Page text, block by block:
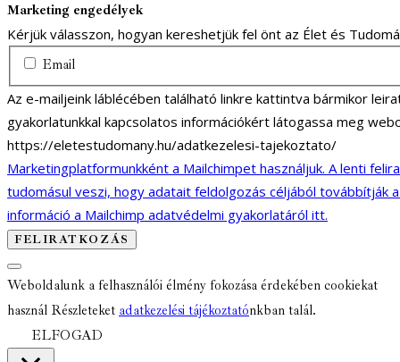
Marketing engedélyek
Kérjük válasszon, hogyan kereshetjük fel önt az Élet és
Email
Az e-mailjeink láblécében található linkre kattintva bármikor
gyakorlatunkkal kapcsolatos információkért látogassa meg
https://eletestudomany.hu/adatkezelesi-tajekoztato/
Marketingplatformunkként a Mailchimpet használjuk. A lenti
tudomásul veszi, hogy adatait feldolgozás céljából továbbítják
információ a Mailchimp adatvédelmi gyakorlatáról itt.
Weboldalunk a felhasználói élmény fokozása érdekében cookiekat
használ Részleteket adatkezelési tájékoztatónkban talál.
ELFOGAD